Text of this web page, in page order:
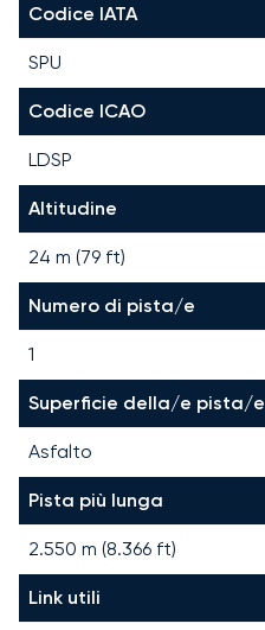
Codice IATA
SPU
Codice ICAO
LDSP
Altitudine
24 m (79 ft)
Numero di pista/e
1
Superficie della/e pista/e
Asfalto
Pista più lunga
2.550 m (8.366 ft)
Link utili